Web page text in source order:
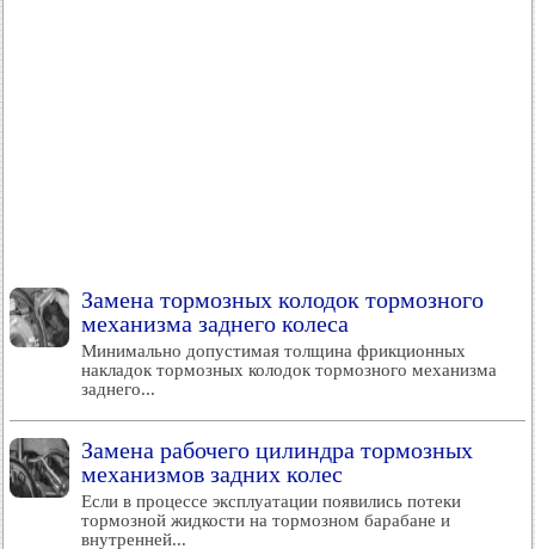
Замена тормозных колодок тормозного
механизма заднего колеса
Минимально допустимая толщина фрикционных
накладок тормозных колодок тормозного механизма
заднего...
Замена рабочего цилиндра тормозных
механизмов задних колес
Если в процессе эксплуатации появились потеки
тормозной жидкости на тормозном барабане и
внутренней...